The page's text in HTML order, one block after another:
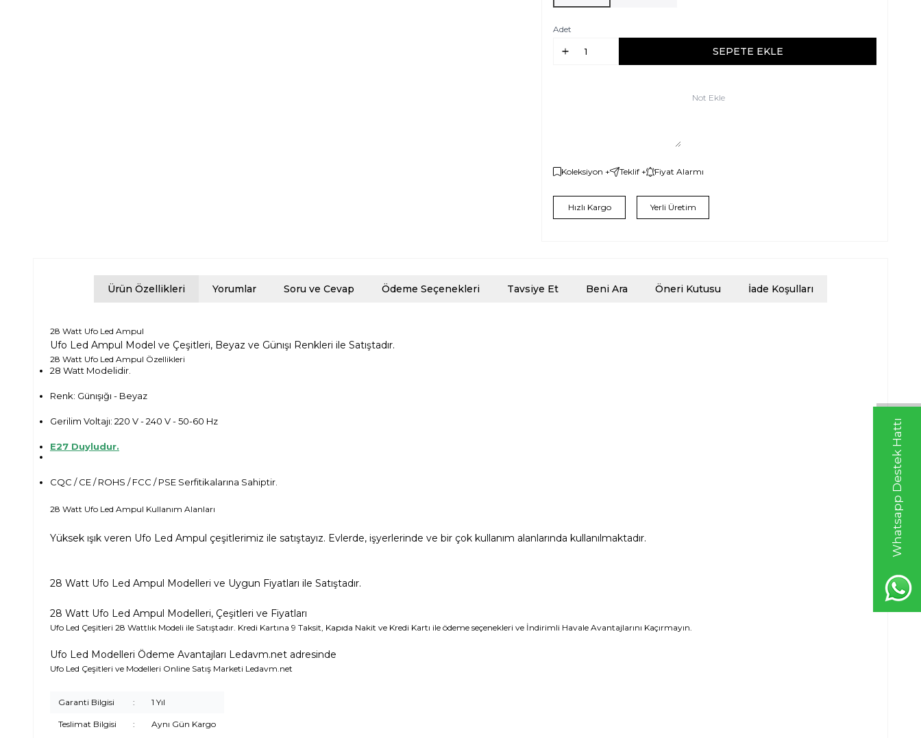
Whatsapp Destek Hattı
Adet
SEPETE EKLE
Not Ekle
Koleksiyon + Teklif + Fiyat Alarmı
Hızlı Kargo Yerli Üretim
Ürün Özellikleri Yorumlar Soru ve Cevap Ödeme Seçenekleri Tavsiye Et Beni Ara Öneri Kutusu İade Koşulları
28 Watt Ufo Led Ampul
Ufo Led Ampul Model ve Çeşitleri, Beyaz ve Günışı Renkleri ile Satıştadır.
28 Watt Ufo Led Ampul Özellikleri
28 Watt Modelidir.
Renk: Günışığı - Beyaz
Gerilim Voltajı: 220 V - 240 V - 50-60 Hz
E27 Duyludur.
CQC / CE / ROHS / FCC / PSE Serfitikalarına Sahiptir.
28 Watt Ufo Led Ampul Kullanım Alanları
Yüksek ışık veren Ufo Led Ampul çeşitlerimiz ile satıştayız. Evlerde, işyerlerinde ve bir çok kullanım alanlarında kullanılmaktadır.
28 Watt Ufo Led Ampul Modelleri ve Uygun Fiyatları ile Satıştadır.
28 Watt Ufo Led Ampul Modelleri, Çeşitleri ve Fiyatları
Ufo Led Çeşitleri 28 Wattlık Modeli ile Satıştadır. Kredi Kartına 9 Taksit, Kapıda Nakit ve Kredi Kartı ile ödeme seçenekleri ve İndirimli Havale Avantajlarını Kaçırmayın.
Ufo Led Modelleri Ödeme Avantajları Ledavm.net adresinde
Ufo Led Çeşitleri ve Modelleri Online Satış Marketi Ledavm.net
Garanti Bilgisi : 1 Yıl
Teslimat Bilgisi : Aynı Gün Kargo